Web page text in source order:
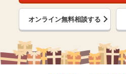
オンライン無料相談する